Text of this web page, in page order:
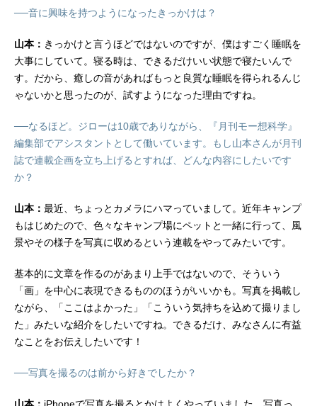
──音に興味を持つようになったきっかけは？
山本： きっかけと言うほどではないのですが、僕はすごく睡眠を
大事にしていて。寝る時は、できるだけいい状態で寝たいんで
す。だから、癒しの音があればもっと良質な睡眠を得られるんじ
ゃないかと思ったのが、試すようになった理由ですね。
──なるほど。ジローは10歳でありながら、『月刊モー想科学』
編集部でアシスタントとして働いています。もし山本さんが月刊
誌で連載企画を立ち上げるとすれば、どんな内容にしたいです
か？
山本： 最近、ちょっとカメラにハマっていまして。近年キャンプ
もはじめたので、色々なキャンプ場にペットと一緒に行って、風
景やその様子を写真に収めるという連載をやってみたいです。
基本的に文章を作るのがあまり上手ではないので、そういう
「画」を中心に表現できるもののほうがいいかも。写真を掲載し
ながら、「ここはよかった」「こういう気持ちを込めて撮りまし
た」みたいな紹介をしたいですね。できるだけ、みなさんに有益
なことをお伝えしたいです！
──写真を撮るのは前から好きでしたか？